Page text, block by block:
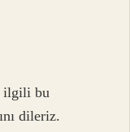
ilgili bu
dileriz.